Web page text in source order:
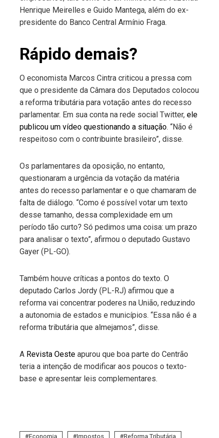
Henrique Meirelles e Guido Mantega, além do ex-
presidente do Banco Central Armínio Fraga.
Rápido demais?
O economista Marcos Cintra criticou a pressa com
que o presidente da Câmara dos Deputados colocou
a reforma tributária para votação antes do recesso
parlamentar. Em sua conta na rede social Twitter, ele
publicou um vídeo questionando a situação. “Não é
respeitoso com o contribuinte brasileiro”, disse.
Os parlamentares da oposição, no entanto,
questionaram a urgência da votação da matéria
antes do recesso parlamentar e o que chamaram de
falta de diálogo. “Como é possível votar um texto
desse tamanho, dessa complexidade em um
período tão curto? Só pedimos uma coisa: um prazo
para analisar o texto”, afirmou o deputado Gustavo
Gayer (PL-GO).
Também houve críticas a pontos do texto. O
deputado Carlos Jordy (PL-RJ) afirmou que a
reforma vai concentrar poderes na União, reduzindo
a autonomia de estados e municípios. “Essa não é a
reforma tributária que almejamos”, disse.
A Revista Oeste apurou que boa parte do Centrão
teria a intenção de modificar aos poucos o texto-
base e apresentar leis complementares.
Economia Impostos
Reforma Tributária